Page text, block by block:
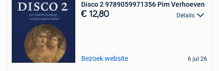
Disco 2 9789059971356 Pim Verhoeven
€ 12,80 Details
Bezoek website 6 jul 26